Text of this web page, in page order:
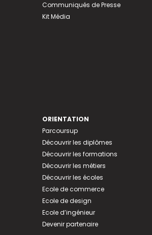
Communiqués de Presse
Kit Média
ORIENTATION
Parcoursup
Découvrir les diplômes
Découvrir les formations
Découvrir les métiers
Découvrir les écoles
Ecole de commerce
Ecole de design
Ecole d’ingénieur
Devenir partenaire